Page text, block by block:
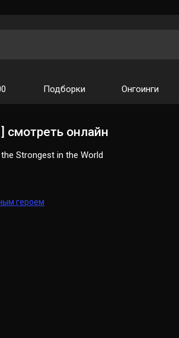
Подборки Онгоинги
смотреть онлайн
Strongest in the World
героем